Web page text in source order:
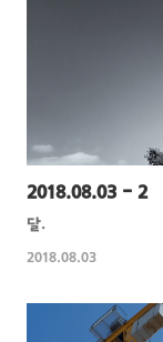
2018.08.03 - 2
달.
2018.08.03